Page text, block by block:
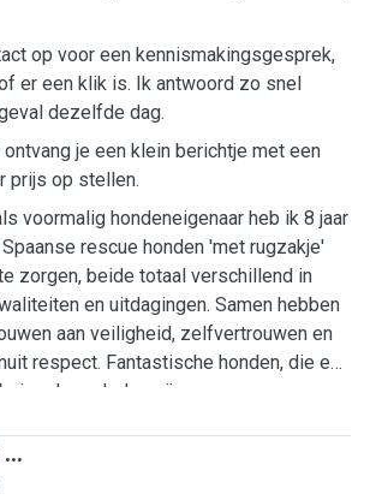
op voor een kennismakingsgesprek,
er een klik is. Ik antwoord zo snel
dezelfde dag.
je een klein berichtje met een
prijs op stellen.
voormalig hondeneigenaar heb ik 8 jaar
rescue honden 'met rugzakje'
zorgen, beide totaal verschillend in
en uitdagingen. Samen hebben
aan veiligheid, zelfvertrouwen en
respect. Fantastische honden, die een
overleden zijn